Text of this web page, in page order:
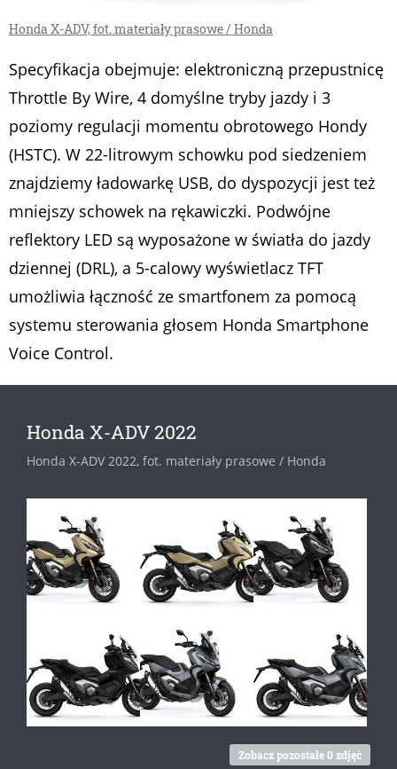
Honda X-ADV, fot. materiały prasowe / Honda
Specyfikacja obejmuje: elektroniczną przepustnicę
Throttle By Wire, 4 domyślne tryby jazdy i 3
poziomy regulacji momentu obrotowego Hondy
(HSTC). W 22-litrowym schowku pod siedzeniem
znajdziemy ładowarkę USB, do dyspozycji jest też
mniejszy schowek na rękawiczki. Podwójne
reflektory LED są wyposażone w światła do jazdy
dziennej (DRL), a 5-calowy wyświetlacz TFT
umożliwia łączność ze smartfonem za pomocą
systemu sterowania głosem Honda Smartphone
Voice Control.
Honda X-ADV 2022
Honda X-ADV 2022, fot. materiały prasowe / Honda
Zobacz pozostałe 0 zdjęć